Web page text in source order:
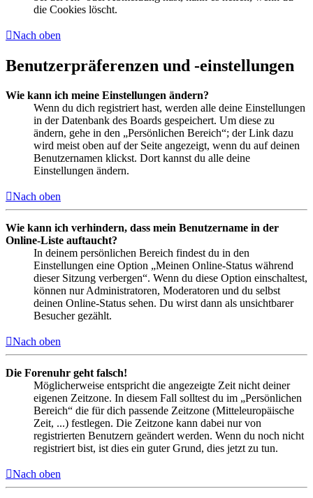
die Cookies löscht.
Nach oben
Benutzerpräferenzen und -einstellungen
Wie kann ich meine Einstellungen ändern?
Wenn du dich registriert hast, werden alle deine Einstellungen
in der Datenbank des Boards gespeichert. Um diese zu
ändern, gehe in den „Persönlichen Bereich“; der Link dazu
wird meist oben auf der Seite angezeigt, wenn du auf deinen
Benutzernamen klickst. Dort kannst du alle deine
Einstellungen ändern.
Nach oben
Wie kann ich verhindern, dass mein Benutzername in der
Online-Liste auftaucht?
In deinem persönlichen Bereich findest du in den
Einstellungen eine Option „Meinen Online-Status während
dieser Sitzung verbergen“. Wenn du diese Option einschaltest,
können nur Administratoren, Moderatoren und du selbst
deinen Online-Status sehen. Du wirst dann als unsichtbarer
Besucher gezählt.
Nach oben
Die Forenuhr geht falsch!
Möglicherweise entspricht die angezeigte Zeit nicht deiner
eigenen Zeitzone. In diesem Fall solltest du im „Persönlichen
Bereich“ die für dich passende Zeitzone (Mitteleuropäische
Zeit, ...) festlegen. Die Zeitzone kann dabei nur von
registrierten Benutzern geändert werden. Wenn du noch nicht
registriert bist, ist dies ein guter Grund, dies jetzt zu tun.
Nach oben